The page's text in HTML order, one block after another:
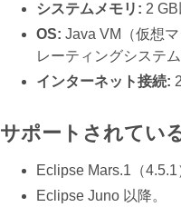
システムメモリ: 2 GB
OS: Java VM（仮想
レーティングシステム
インターネット接続:
サポートされてい
Eclipse Mars.1（4.5.1
Eclipse Juno 以降。